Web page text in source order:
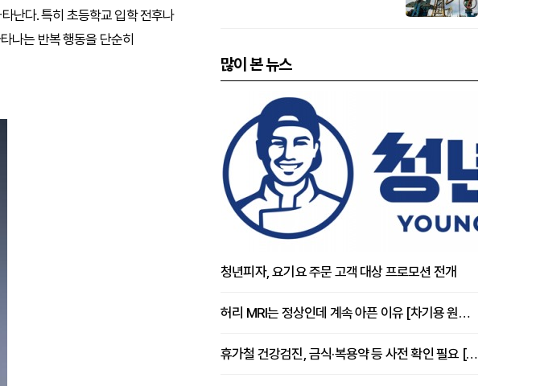
난다. 특히 초등학교 입학 전후나
나는 반복 행동을 단순히
많이 본 뉴스
청년피자, 요기요 주문 고객 대상 프로모션 전개
허리 MRI는 정상인데 계속 아픈 이유 [차기용 원장 칼럼]
휴가철 건강검진, 금식·복용약 등 사전 확인 필요 [정도감 원장 칼럼]